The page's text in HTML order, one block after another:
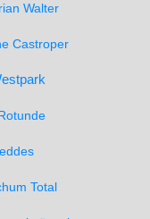
Walter
Castroper
Total